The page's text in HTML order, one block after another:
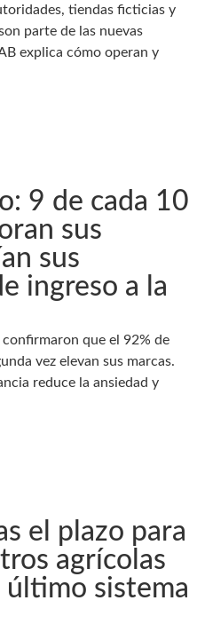
tiendas ficticias y
parte de las nuevas
explica cómo operan y
9 de cada 10
sus
sus
ingreso a la
que el 92% de
vez elevan sus marcas.
reduce la ansiedad y
el plazo para
agrícolas
sistema